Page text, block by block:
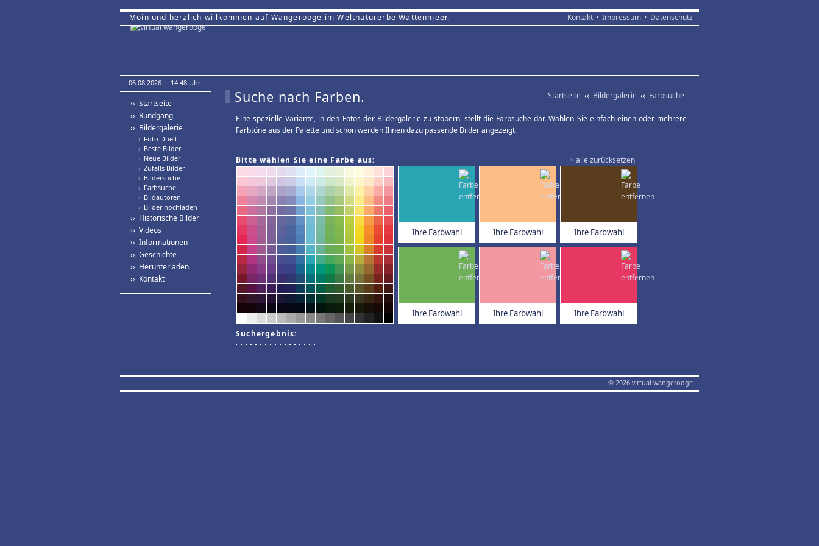
Moin und herzlich willkommen auf Wangerooge im Weltnaturerbe Wattenmeer. Kontakt · Impressum · Datenschutz
06.08.2026 · 14:48 Uhr.
›› Startseite
›› Rundgang
›› Bildergalerie
› Foto-Duell
› Beste Bilder
› Neue Bilder
› Zufalls-Bilder
› Bildersuche
› Farbsuche
› Bildautoren
› Bilder hochladen
›› Historische Bilder
›› Videos
›› Informationen
›› Geschichte
›› Herunterladen
›› Kontakt
Startseite ‹‹ Bildergalerie ‹‹ Farbsuche
Suche nach Farben.
Eine spezielle Variante, in den Fotos der Bildergalerie zu stöbern, stellt die Farbsuche dar. Wählen Sie einfach einen oder mehrere
Farbtöne aus der Palette und schon werden Ihnen dazu passende Bilder angezeigt.
× alle zurücksetzen
Bitte wählen Sie eine Farbe aus:
Ihre Farbwahl Ihre Farbwahl Ihre Farbwahl
Ihre Farbwahl Ihre Farbwahl Ihre Farbwahl
Suchergebnis:
© 2026 virtual wangerooge